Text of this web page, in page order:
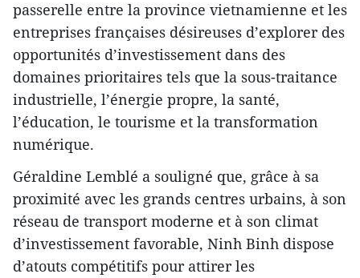
passerelle entre la province vietnamienne et les
entreprises françaises désireuses d’explorer des
opportunités d’investissement dans des
domaines prioritaires tels que la sous-traitance
industrielle, l’énergie propre, la santé,
l’éducation, le tourisme et la transformation
numérique.
Géraldine Lemblé a souligné que, grâce à sa
proximité avec les grands centres urbains, à son
réseau de transport moderne et à son climat
d’investissement favorable, Ninh Binh dispose
d’atouts compétitifs pour attirer les